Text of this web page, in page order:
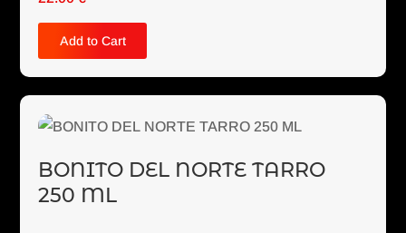
Add to Cart
BONITO DEL NORTE TARRO
250 ML